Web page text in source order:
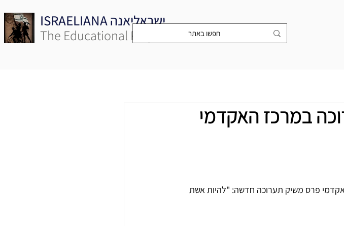
ISRAELIANA ישראליאנה
The Educational Project
במרכז האקדמי
פרס משיק תערוכה חדשה: "להיות אשת